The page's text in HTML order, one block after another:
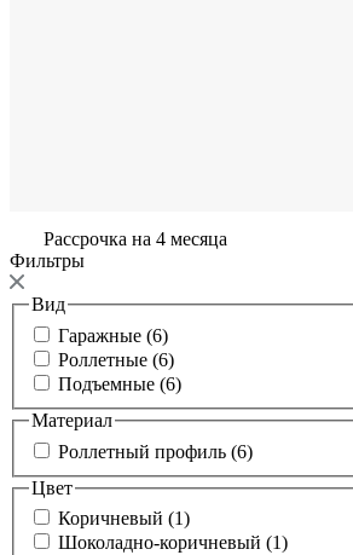
Рассрочка на 4 месяца
Фильтры
Вид
Гаражные (6)
Роллетные (6)
Подъемные (6)
Материал
Роллетный профиль (6)
Цвет
Коричневый (1)
Шоколадно-коричневый (1)